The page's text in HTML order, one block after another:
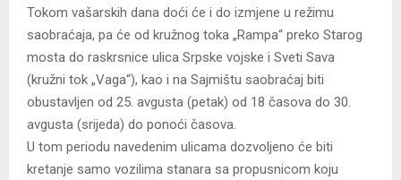
Tokom vašarskih dana doći će i do izmjene u režimu
saobraćaja, pa će od kružnog toka „Rampa“ preko Starog
mosta do raskrsnice ulica Srpske vojske i Sveti Sava
(kružni tok „Vaga“), kao i na Sajmištu saobraćaj biti
obustavljen od 25. avgusta (petak) od 18 časova do 30.
avgusta (srijeda) do ponoći časova.
U tom periodu navedenim ulicama dozvoljeno će biti
kretanje samo vozilima stanara sa propusnicom koju